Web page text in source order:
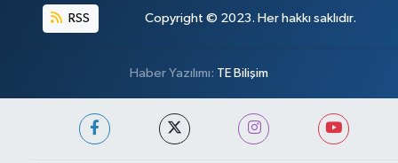
RSS Copyright © 2023. Her hakkı saklıdır.
Haber Yazılımı: TE Bilişim